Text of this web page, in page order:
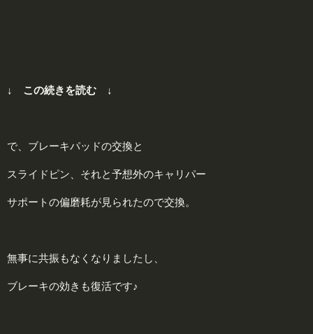
↓ この続きを読む ↓
で、ブレーキパッドの交換と
スライドピン、それと予想外のキャリパー
サポートの偏磨耗が見られたので交換。
無事に共振もなくなりましたし、
ブレーキの効きも復活です♪